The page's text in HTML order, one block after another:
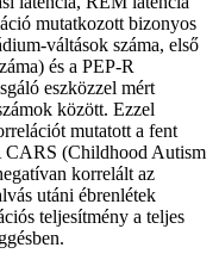
mutatkozott bizonyos
váltások száma, első
és a PEP-R
eszközzel mért
között. Ezzel
mutatott a fent
CARS (Childhood Autism
korrelált az
utáni ébrenlétek
teljesítmény a teljes